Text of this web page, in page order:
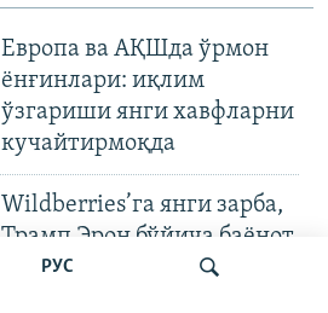
РУС
Европа ва АҚШда ўрмон
ёнғинлари: иқлим
ўзгариши янги хавфларни
кучайтирмоқда
Wildberries’га янги зарба,
Трамп Эрон бўйича баёнот
қилди